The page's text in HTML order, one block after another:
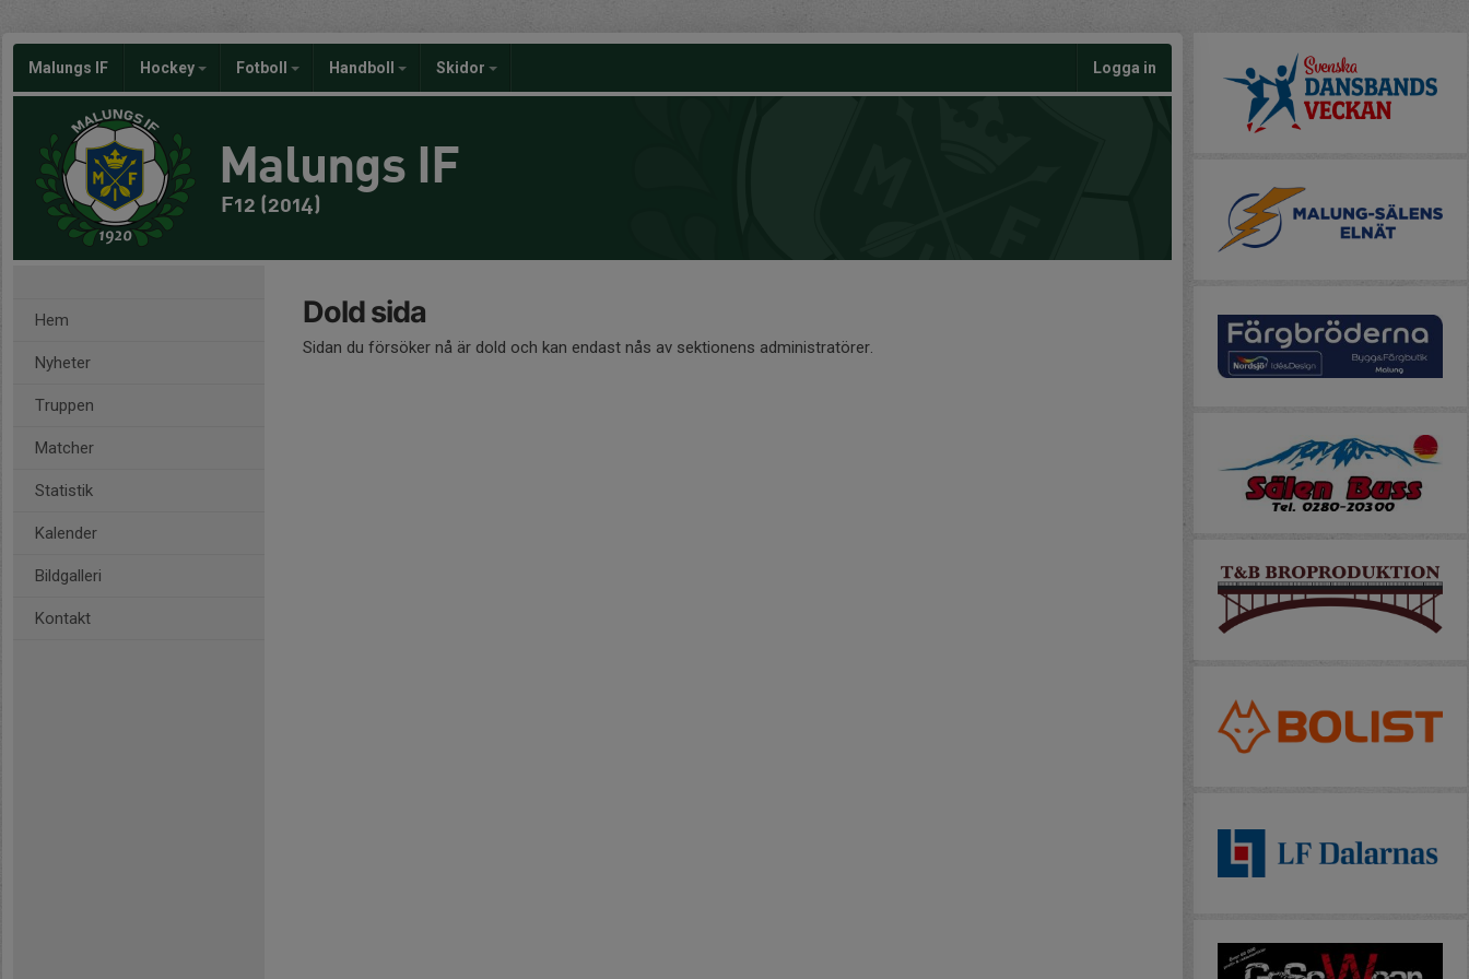
Malungs IF Hockey Fotboll Handboll Skidor Logga in
Malungs IF
F12 (2014)
Hem
Nyheter
Truppen
Matcher
Statistik
Kalender
Bildgalleri
Kontakt
Dold sida
Sidan du försöker nå är dold och kan endast nås av sektionens administratörer.